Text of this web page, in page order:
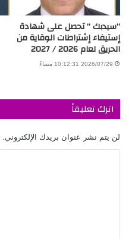
“سيدبك ” تحصل على شهادة
إستيفاء إشتراطات الوقاية من
الحريق لعام 2026 / 2027
2026/07/29 10:12:31 مساءً
اترك تعليقاً
لن يتم نشر عنوان بريدك الإلكتروني.